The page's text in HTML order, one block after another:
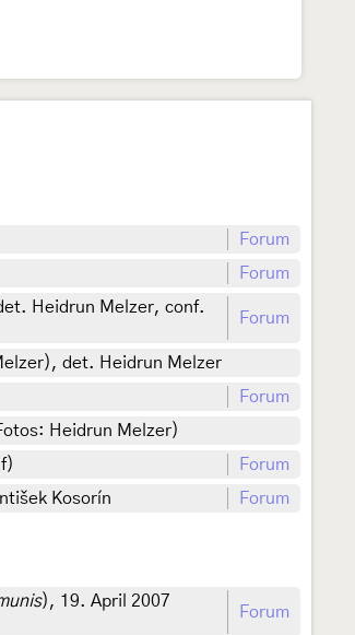
Forum
Forum
Heidrun Melzer, conf.
Forum
det. Heidrun Melzer
Forum
Heidrun Melzer)
Forum
Kosorín Forum
), 19. April 2007
Forum